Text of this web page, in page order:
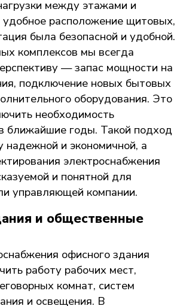
между этажами и
удобное расположение щитовых,
была безопасной и удобной.
комплексов мы всегда
— запас мощности на
подключение новых бытовых
оборудования. Это
необходимость
ближайшие годы. Такой подход
надежной и экономичной, а
электроснабжения
и понятной для
управляющей компании.
и общественные
офисного здания
работу рабочих мест,
комнат, систем
и освещения. В